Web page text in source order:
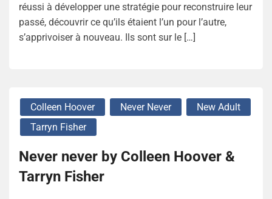
réussi à développer une stratégie pour reconstruire leur
passé, découvrir ce qu’ils étaient l’un pour l’autre,
s’apprivoiser à nouveau. Ils sont sur le […]
Colleen Hoover Never Never
New Adult
Tarryn Fisher
Never never by Colleen Hoover &
Tarryn Fisher